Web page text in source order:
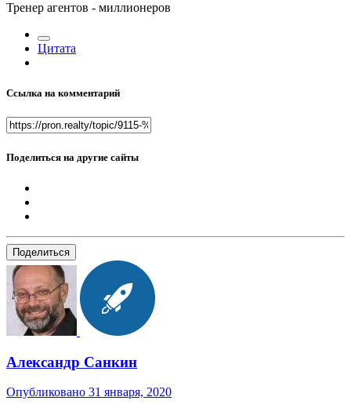
Тренер агентов - миллионеров
Цитата
Ссылка на комментарий
Поделиться на другие сайты
Поделиться
Александр Санкин
Опубликовано 31 января, 2020